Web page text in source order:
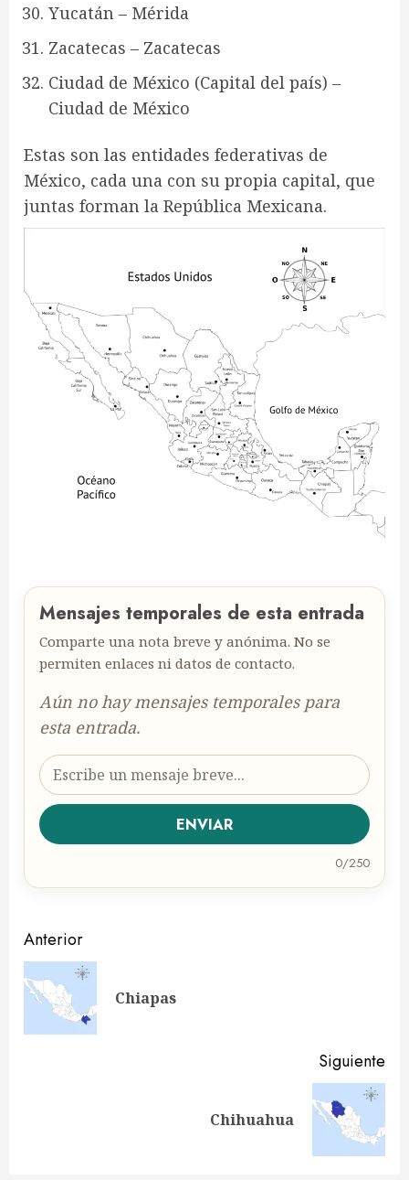
Yucatán – Mérida
Zacatecas – Zacatecas
Ciudad de México (Capital del país) –
Ciudad de México
Estas son las entidades federativas de
México, cada una con su propia capital, que
juntas forman la República Mexicana.
Mensajes temporales de esta entrada
Comparte una nota breve y anónima. No se
permiten enlaces ni datos de contacto.
Aún no hay mensajes temporales para
esta entrada.
Escribe
tu
mensaje
temporal
ENVIAR
0/250
Navegación
de
entradas
Anterior
Chiapas
Siguiente
Chihuahua